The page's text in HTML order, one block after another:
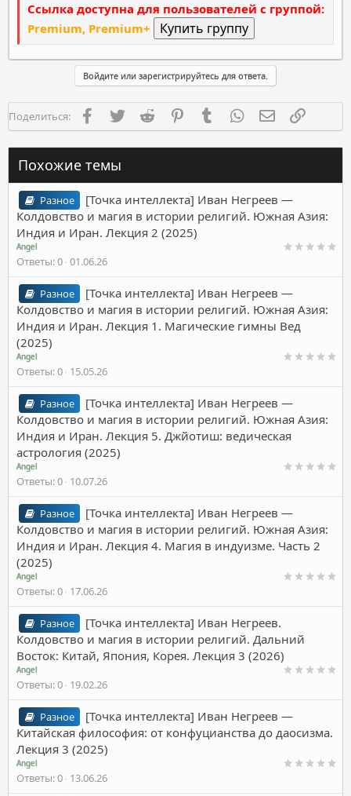
Ссылка доступна для пользователей с группой:
Premium, Premium+
Войдите или зарегистрируйтесь для ответа.
Поделиться: FacebookTwitter Reddit PinterestTumblr WhatsAppЭлектронная
Похожие темы
Разное
[Точка интеллекта] Иван Негреев ―
Колдовство и магия в истории религий. Южная Азия:
Индия и Иран. Лекция 2 (2025)
Angel
Ответы 0 01.06.26
Разное
[Точка интеллекта] Иван Негреев ―
Колдовство и магия в истории религий. Южная Азия:
Индия и Иран. Лекция 1. Магические гимны Вед
(2025)
Angel
Ответы 0 15.05.26
Разное
[Точка интеллекта] Иван Негреев ―
Колдовство и магия в истории религий. Южная Азия:
Индия и Иран. Лекция 5. Джйотиш: ведическая
астрология (2025)
Angel
Ответы 0 10.07.26
Разное
[Точка интеллекта] Иван Негреев ―
Колдовство и магия в истории религий. Южная Азия:
Индия и Иран. Лекция 4. Магия в индуизме. Часть 2
(2025)
Angel
Ответы 0 17.06.26
Разное
[Точка интеллекта] Иван Негреев.
Колдовство и магия в истории религий. Дальний
Восток: Китай, Япония, Корея. Лекция 3 (2026)
Angel
Ответы 0 19.02.26
Разное
[Точка интеллекта] Иван Негреев ―
Китайская философия: от конфуцианства до даосизма.
Лекция 3 (2025)
Angel
Ответы 0 13.06.26